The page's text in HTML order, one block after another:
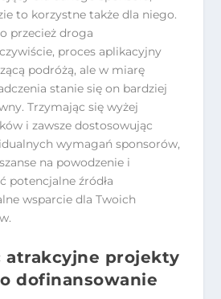
to korzystne także dla niego.
przecież droga
proces aplikacyjny
podróżą, ale w miarę
stanie się on bardziej
Trzymając się wyżej
i zawsze dostosowując
wymagań sponsorów,
na powodzenie i
potencjalne źródła
wsparcie dla Twoich
atrakcyjne projekty
dofinansowanie